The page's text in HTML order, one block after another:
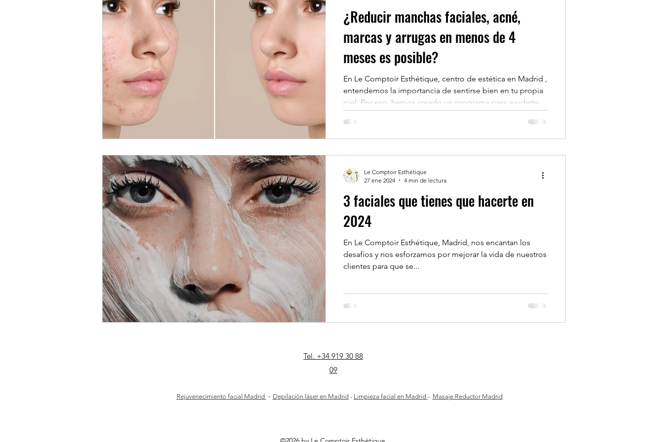
¿Reducir manchas faciales, acné,
marcas y arrugas en menos de 4
meses es posible?
En Le Comptoir Esthétique, centro de estética en Madrid ,
entendemos la importancia de sentirse bien en tu propia
piel. Por eso, hemos creado un programa para ayudarte a
PLAZAS CADA MES TRATAMIENTO ANTI MANCHAS,
ANTI ACNÉ, ANTI ARRUGAS Y DESPIGMENTANTE ​
VISIBLES SI SIGUES NUESTROS CONSEJOS O UNA
SESIÓN ADICIONAL GRATIS. También t
3 faciales que tienes que hacerte en
2024
En Le Comptoir Esthétique, Madrid, nos encantan los
desafíos y nos esforzamos por mejorar la vida de nuestros
clientes para que se...
Le Comptoir Esthétique
27 ene 2024
4 min de lectura
Tel. +34 919 30 88
09
Rejuvenecimiento facial Madrid - Depilación láser en Madrid - Limpieza facial en Madrid - Masaje Reductor Madrid